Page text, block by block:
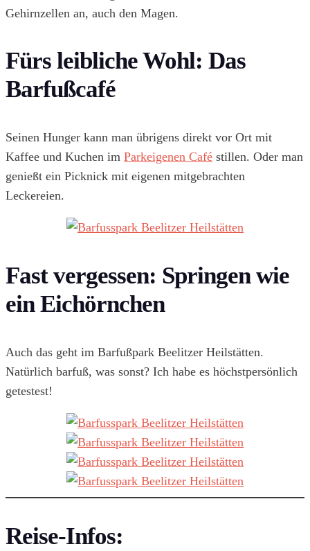
Gehirnzellen an, auch den Magen.
Fürs leibliche Wohl: Das
Barfußcafé
Seinen Hunger kann man übrigens direkt vor Ort mit
Kaffee und Kuchen im Parkeigenen Café stillen. Oder man
genießt ein Picknick mit eigenen mitgebrachten
Leckereien.
Fast vergessen: Springen wie
ein Eichörnchen
Auch das geht im Barfußpark Beelitzer Heilstätten.
Natürlich barfuß, was sonst? Ich habe es höchstpersönlich
getestest!
Reise-Infos: